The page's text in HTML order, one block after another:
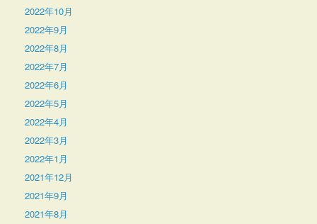
2022年10月
2022年9月
2022年8月
2022年7月
2022年6月
2022年5月
2022年4月
2022年3月
2022年1月
2021年12月
2021年9月
2021年8月